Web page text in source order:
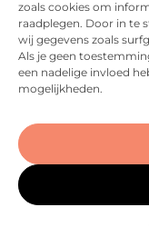
zoals cookies om
raadplegen. Door in te
wij gegevens zoals
Als je geen
een nadelige invloed
mogelijkheden.
Share on
LinkedIn Share
Utrecht: dat
praktijk vaak is.
groot en
eigenaar. Maar